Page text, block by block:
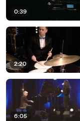
0:39
2:20
6:05